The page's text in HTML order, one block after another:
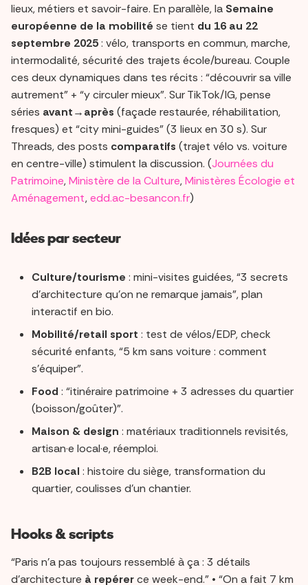
lieux, métiers et savoir-faire. En parallèle, la Semaine
européenne de la mobilité se tient du 16 au 22
septembre 2025: vélo, transports en commun, marche,
intermodalité, sécurité des trajets école/bureau. Couple
ces deux dynamiques dans tes récits : “découvrir sa ville
autrement” + “y circuler mieux”. Sur TikTok/IG, pense
séries avant→après (façade restaurée, réhabilitation,
fresques) et “city mini-guides” (3 lieux en 30 s). Sur
Threads, des posts comparatifs (trajet vélo vs. voiture
en centre-ville) stimulent la discussion. (Journées du
Patrimoine,Ministère de la Culture,Ministères Écologie et
Aménagement,edd.ac-besancon.fr)
Idées par secteur
Culture/tourisme : mini-visites guidées, “3 secrets
d’architecture qu’on ne remarque jamais”, plan
interactif en bio.
Mobilité/retail sport : test de vélos/EDP, check
sécurité enfants, “5 km sans voiture : comment
s’équiper”.
Food : “itinéraire patrimoine + 3 adresses du quartier
(boisson/goûter)”.
Maison & design : matériaux traditionnels revisités,
artisan·e local·e, réemploi.
B2B local : histoire du siège, transformation du
quartier, coulisses d’un chantier.
Hooks & scripts
“Paris n’a pas toujours ressemblé à ça : 3 détails
d’architecture à repérerce week-end.” • “On a fait 7 km